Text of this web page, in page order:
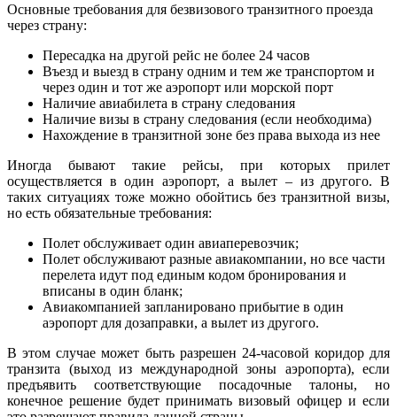
Основные требования для безвизового транзитного проезда
через страну:
Пересадка на другой рейс не более 24 часов
Въезд и выезд в страну одним и тем же транспортом и
через один и тот же аэропорт или морской порт
Наличие авиабилета в страну следования
Наличие визы в страну следования (если необходима)
Нахождение в транзитной зоне без права выхода из нее
Иногда бывают такие рейсы, при которых прилет
осуществляется в один аэропорт, а вылет – из другого. В
таких ситуациях тоже можно обойтись без транзитной визы,
но есть обязательные требования:
Полет обслуживает один авиаперевозчик;
Полет обслуживают разные авиакомпании, но все части
перелета идут под единым кодом бронирования и
вписаны в один бланк;
Авиакомпанией запланировано прибытие в один
аэропорт для дозаправки, а вылет из другого.
В этом случае может быть разрешен 24-часовой коридор для
транзита (выход из международной зоны аэропорта), если
предъявить соответствующие посадочные талоны, но
конечное решение будет принимать визовый офицер и если